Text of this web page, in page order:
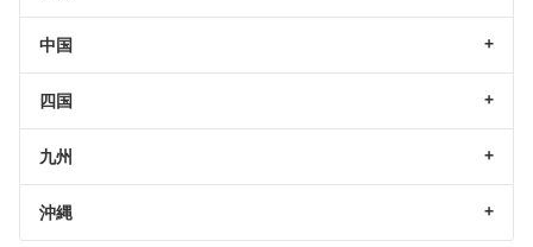
中国
四国
九州
沖縄